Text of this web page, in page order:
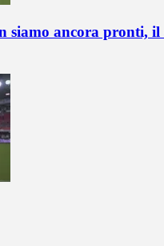
siamo ancora pronti, il